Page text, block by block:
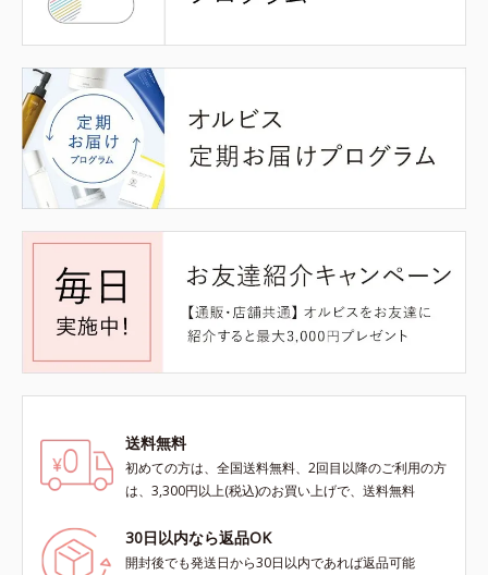
送料無料
初めての方は、全国送料無料、2回目以降のご利用の方
は、3,300円以上(税込)のお買い上げで、送料無料
30日以内なら返品OK
開封後でも発送日から30日以内であれば返品可能